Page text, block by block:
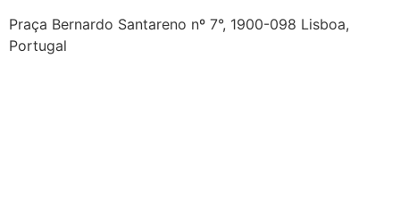
Praça Bernardo Santareno nº 7°, 1900-098 Lisboa,
Portugal